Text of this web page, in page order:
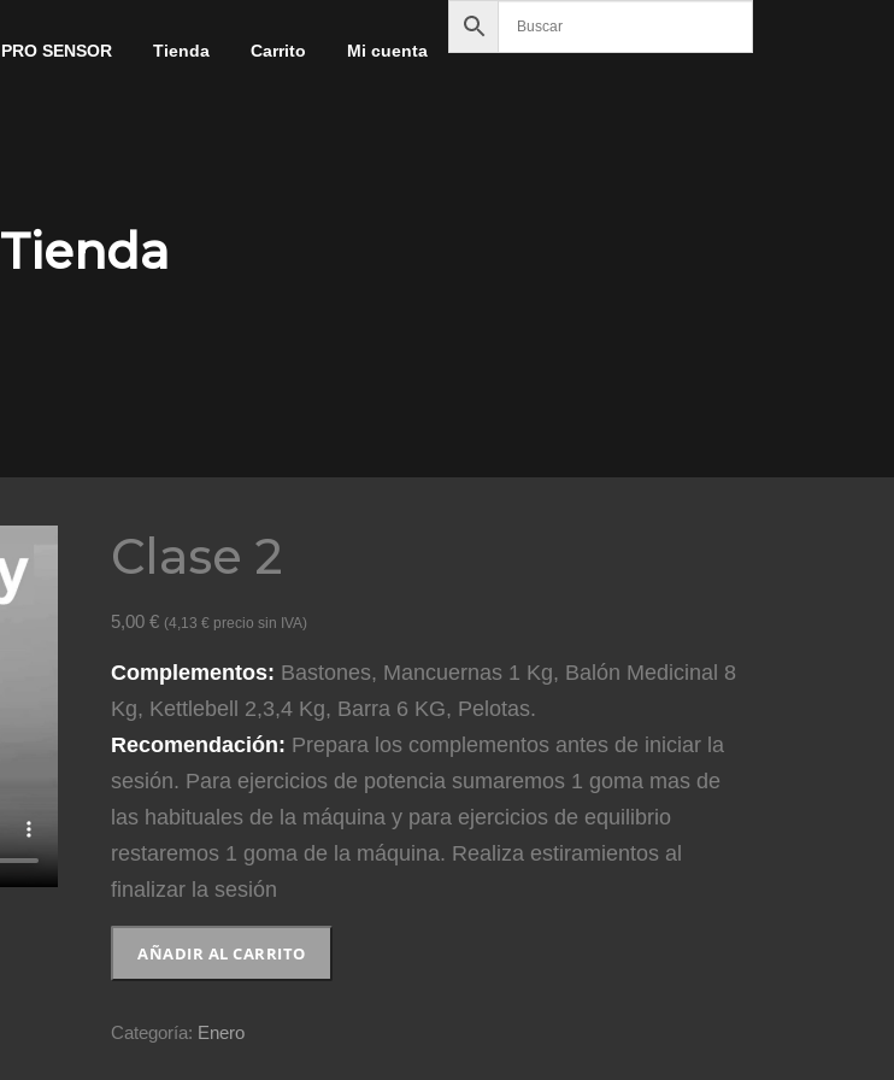
PRO SENSOR Tienda Carrito Mi cuenta
Tienda
Clase 2
5,00€ (4,13€ precio sin IVA)
Complementos: Bastones, Mancuernas 1 Kg, Balón Medicinal 8
Kg, Kettlebell 2,3,4 Kg, Barra 6 KG, Pelotas.
Recomendación: Prepara los complementos antes de iniciar la
sesión. Para ejercicios de potencia sumaremos 1 goma mas de
las habituales de la máquina y para ejercicios de equilibrio
restaremos 1 goma de la máquina. Realiza estiramientos al
finalizar la sesión
AÑADIR AL CARRITO
Categoría: Enero